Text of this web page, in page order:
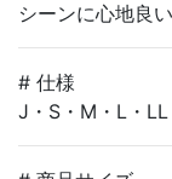
シーンに心地良い
# 仕様
J・S・M・L・LL